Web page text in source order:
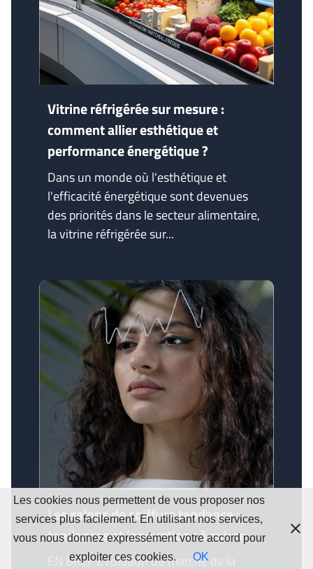
Vitrine réfrigérée sur mesure :
comment allier esthétique et
performance énergétique ?
Dans un monde où l'esthétique et
l'efficacité énergétique sont devenues
des priorités dans le secteur alimentaire,
la vitrine réfrigérée sur...
Les salons de coiffure tendance :
tendances et innovations à suivre
EN BREF Évolution du marché de la
Les cookies nous permettent de vous proposer nos
services plus facilement. En utilisant nos services,
vous nous donnez expressément votre accord pour
exploiter ces cookies.
OK